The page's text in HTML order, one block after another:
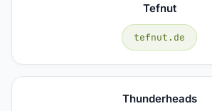
Tefnut
tefnut.de
Thunderheads